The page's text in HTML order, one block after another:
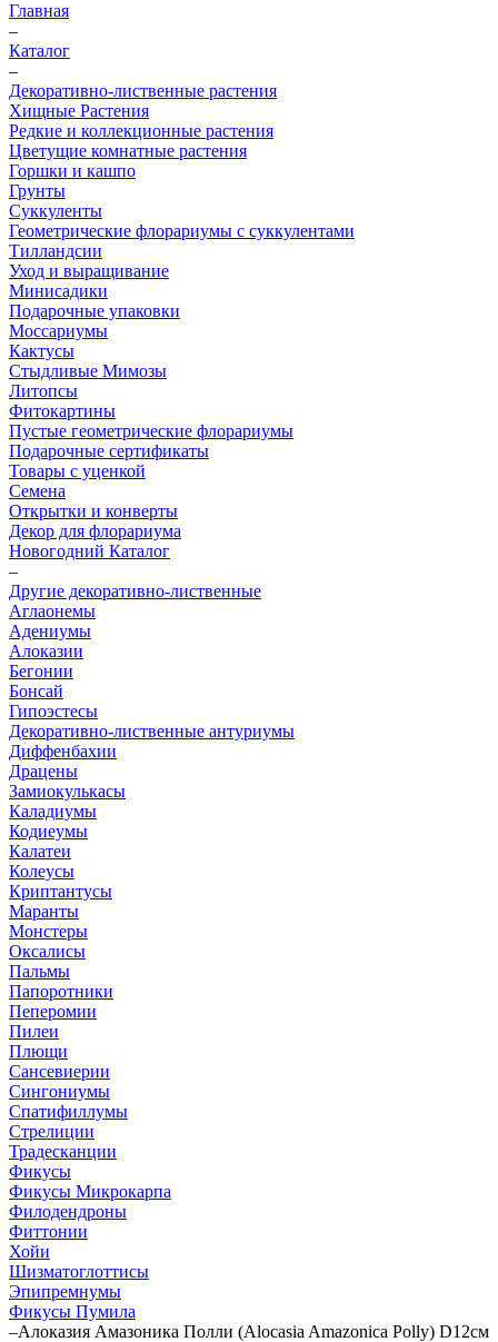
Главная
–
Каталог
–
Декоративно-лиственные растения
Хищные Растения
Редкие и коллекционные растения
Цветущие комнатные растения
Горшки и кашпо
Грунты
Суккуленты
Геометрические флорариумы с суккулентами
Тилландсии
Уход и выращивание
Минисадики
Подарочные упаковки
Моссариумы
Кактусы
Стыдливые Мимозы
Литопсы
Фитокартины
Пустые геометрические флорариумы
Подарочные сертификаты
Товары с уценкой
Семена
Открытки и конверты
Декор для флорариума
Новогодний Каталог
–
Другие декоративно-лиственные
Аглаонемы
Адениумы
Алоказии
Бегонии
Бонсай
Гипоэстесы
Декоративно-лиственные антуриумы
Диффенбахии
Драцены
Замиокулькасы
Каладиумы
Кодиеумы
Калатеи
Колеусы
Криптантусы
Маранты
Монстеры
Оксалисы
Пальмы
Папоротники
Пеперомии
Пилеи
Плющи
Сансевиерии
Сингониумы
Спатифиллумы
Стрелиции
Традесканции
Фикусы
Фикусы Микрокарпа
Филодендроны
Фиттонии
Хойи
Шизматоглоттисы
Эпипремнумы
Фикусы Пумила
–Алоказия Амазоника Полли (Alocasia Amazonica Polly) D12см